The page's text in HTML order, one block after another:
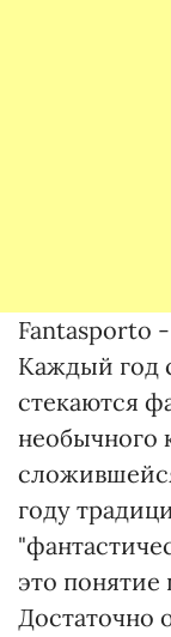
Fantasporto
Каждый год
стекаются
необычного
году
это
Достаточно